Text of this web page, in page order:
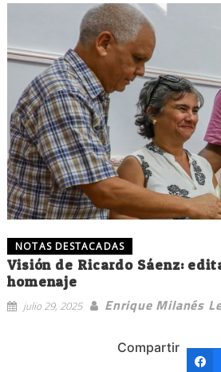
NOTAS DESTACADAS
Visión de Ricardo Sáenz:
homenaje
julio 29, 2025 Enrique Milanés
Compartir